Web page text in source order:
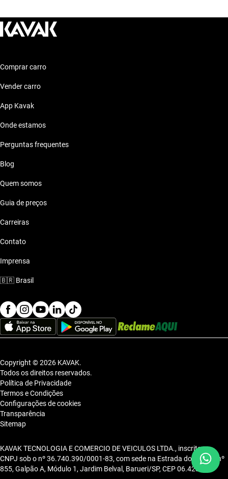
Comprar carro
Vender carro
App Kavak
Onde estamos
Perguntas frequentes
Blog
Quem somos
Guia de preços
Carreiras
Contato
Imprensa
🇧🇷 Brasil
Copyright © 2026 KAVAK.
Todos os direitos reservados.
Política de Privacidade
Termos e Condições
Configurações de cookies
Transparência
Sitemap
KAVAK TECNOLOGIA E COMERCIO DE VEICULOS LTDA., inscrita no
CNPJ sob o nº 36.740.390/0001-83, com sede na Estrada dos Alpes, nº
855, Galpão A, Módulo 1, Jardim Belval, Barueri/SP, CEP 06.423-080